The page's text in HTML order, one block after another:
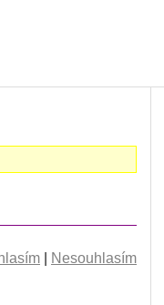
Nesouhlasím